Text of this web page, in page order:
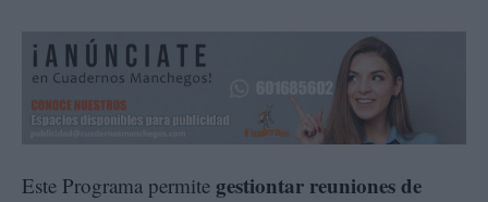
Este Programa permite gestiontar reuniones de